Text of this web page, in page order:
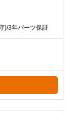
)/3年パーツ保証